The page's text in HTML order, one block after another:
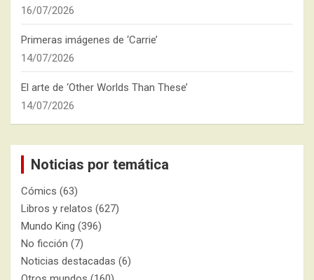
16/07/2026
Primeras imágenes de ‘Carrie’
14/07/2026
El arte de ‘Other Worlds Than These’
14/07/2026
Noticias por temática
Cómics (63)
Libros y relatos (627)
Mundo King (396)
No ficción (7)
Noticias destacadas (6)